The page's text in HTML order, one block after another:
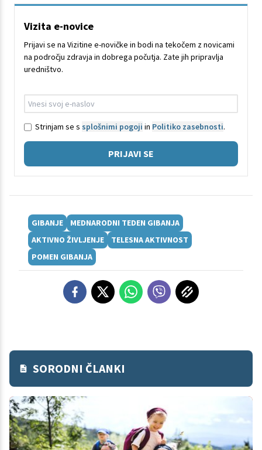
Vizita e-novice
Prijavi se na Vizitine e-novičke in bodi na tekočem z novicami
na področju zdravja in dobrega počutja. Zate jih pripravlja
uredništvo.
Strinjam se s splošnimi pogoji in Politiko zasebnosti.
PRIJAVI SE
GIBANJE
MEDNARODNI TEDEN GIBANJA
AKTIVNO ŽIVLJENJE
TELESNA AKTIVNOST
POMEN GIBANJA
SORODNI ČLANKI